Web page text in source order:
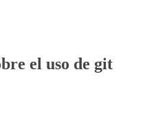
el uso de git